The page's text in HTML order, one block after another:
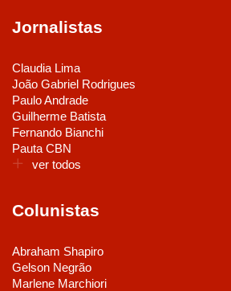
Jornalistas
Claudia Lima
João Gabriel Rodrigues
Paulo Andrade
Guilherme Batista
Fernando Bianchi
Pauta CBN
ver todos
Colunistas
Abraham Shapiro
Gelson Negrão
Marlene Marchiori